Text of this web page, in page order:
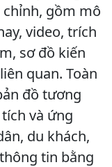
gồm mô
video, trích
sơ đồ kiến
quan. Toàn
đồ tương
và ứng
du khách,
tin bằng